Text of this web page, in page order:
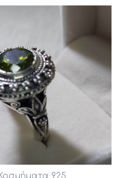
Κοσμήματα 925